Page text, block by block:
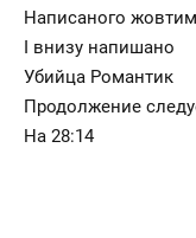
Написаного
І внизу напишано
Убийца Романтик
Продолжение
На 28:14